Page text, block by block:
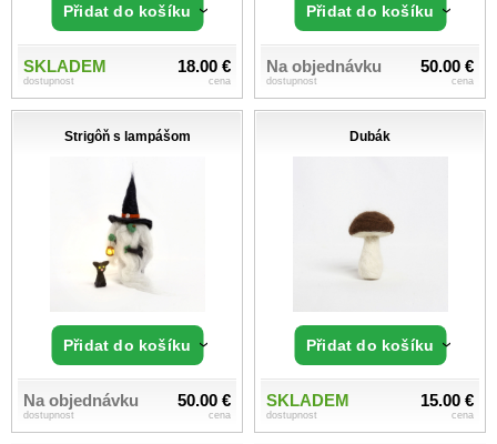
Přidat do košíku
SKLADEM
dostupnost
18.00 €
cena
Přidat do košíku
Na objednávku
dostupnost
50.00 €
cena
Strigôň s lampášom
Přidat do košíku
Na objednávku
dostupnost
50.00 €
cena
Dubák
Přidat do košíku
SKLADEM
dostupnost
15.00 €
cena